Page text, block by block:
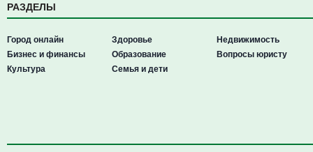
РАЗДЕЛЫ
Город онлайн
Бизнес и финансы
Культура
Здоровье
Образование
Семья и дети
Недвижимость
Вопросы юристу